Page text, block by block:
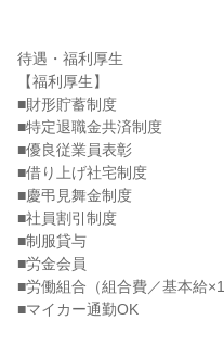
待遇・福利厚生
【福利厚生】
■財形貯蓄制度
■特定退職金共済制度
■優良従業員表彰
■借り上げ社宅制度
■慶弔見舞金制度
■社員割引制度
■制服貸与
■労金会員
■労働組合（組合費／基本給
■マイカー通勤OK